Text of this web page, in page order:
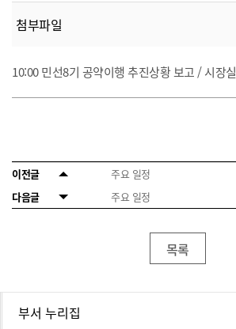
첨부파일
10:00 민선8기 공약이행 추진상황 보고 / 시장실
이전글
주요 일정
다음글
주요 일정
목록
부서 누리집